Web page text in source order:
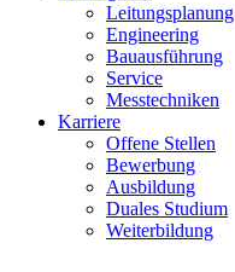
Leitungsplanung
Engineering
Bauausführung
Service
Messtechniken
Karriere
Offene Stellen
Bewerbung
Ausbildung
Duales Studium
Weiterbildung